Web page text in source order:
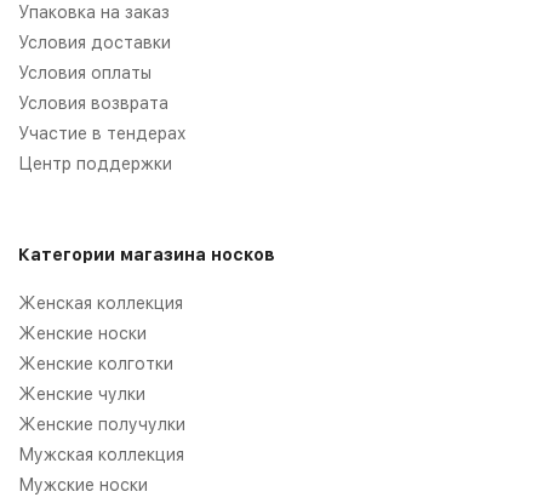
Упаковка на заказ
Условия доставки
Условия оплаты
Условия возврата
Участие в тендерах
Центр поддержки
Категории магазина носков
Женская коллекция
Женские носки
Женские колготки
Женские чулки
Женские получулки
Мужская коллекция
Мужские носки